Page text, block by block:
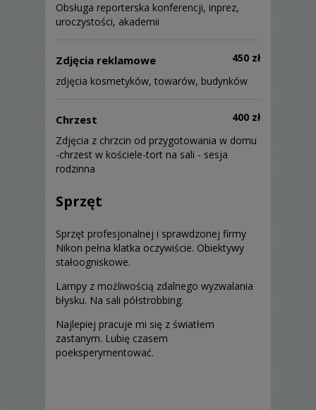
Obsługa reporterska konferencji, inprez,
uroczystości, akademii
Zdjęcia reklamowe
450 zł
zdjęcia kosmetyków, towarów, budynków
Chrzest
400 zł
Zdjęcia z chrzcin od przygotowania w domu
-chrzest w kościele-tort na sali - sesja
rodzinna
Sprzęt
Sprzęt profesjonalnej i sprawdzonej firmy
Nikon pełna klatka oczywiście. Obiektywy
stałoogniskowe.
Lampy z możliwością zdalnego wyzwalania
błysku. Na sali półstrobbing.
Najlepiej pracuje mi się z światłem
zastanym. Lubię czasem
poeksperymentować.